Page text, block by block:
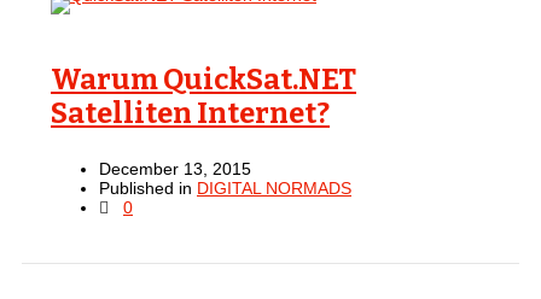
Warum QuickSat.NET
Satelliten Internet?
December 13, 2015
Published in DIGITAL NORMADS
0